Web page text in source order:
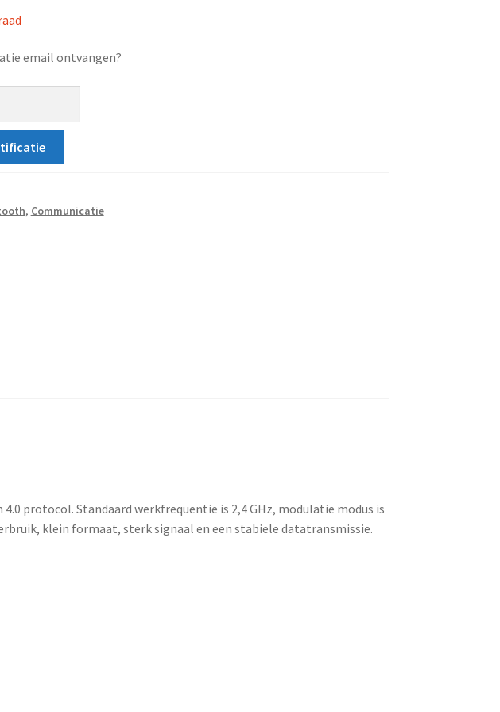
email ontvangen?
, Communicatie
protocol. Standaard werkfrequentie is 2,4 GHz, modulatie modus is
klein formaat, sterk signaal en een stabiele datatransmissie.